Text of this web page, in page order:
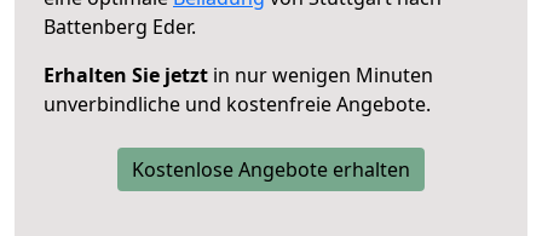
Battenberg Eder.
Erhalten Sie jetzt in nur wenigen Minuten
unverbindliche und kostenfreie Angebote.
Kostenlose Angebote erhalten